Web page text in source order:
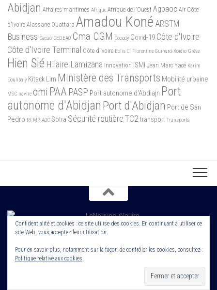
Abidjan Affaires maritimes Afrique Afrique de l'Ouest Agpaoc Air Côte
d'Ivoire Alassane Ouattara Amadou Koné ARSTM
Business Cacao CEDEAO Cma CGM Cocody Covid-19 Côte d'Ivoire
Côte d'Ivoire Terminal Côte d’Ivoire Eolis CI Florentine Guihard-Koidio Grève
Hien Sié Hilaire Lamizana Innovation ISMI Jean Marc Yacé Karim
Coulibaly Kitack Lim Ministère des Transports Mobilité urbaine
MSC navire omi PAA PASP Port autonome d'Abdiajn Port
autonome d'Abidjan Port d'Abidjan Port de San
Pedro RFMP-AOC Sotra Sécurité routièreTC2transport Transports
Copyright 2022. Le Nouveau Navire. Tout droit Réservé. Edité par
Cornerstone ROS
Confidentialité et cookies : ce site utilise des cookies. En continuant à utiliser ce
site Web, vous acceptez leur utilisation.
Pour en savoir plus, notamment sur la façon de contrôler les cookies, consultez :
Politique relative aux cookies